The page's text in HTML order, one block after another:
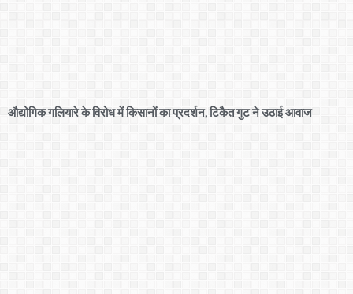
औद्योगिक गलियारे के विरोध में किसानों का प्रदर्शन, टिकैत गुट ने उठाई आवाज